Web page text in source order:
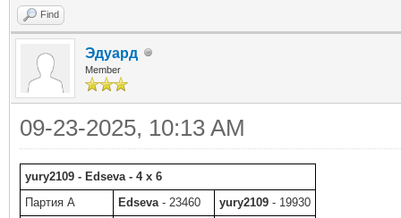
Find
Эдуард
Member
09-23-2025, 10:13 AM
yury2109 - Edseva - 4 x 6
Партия A
Edseva - 23460 yury2109 - 19930